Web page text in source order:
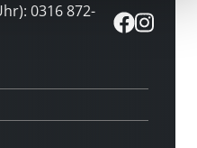
0316 872-